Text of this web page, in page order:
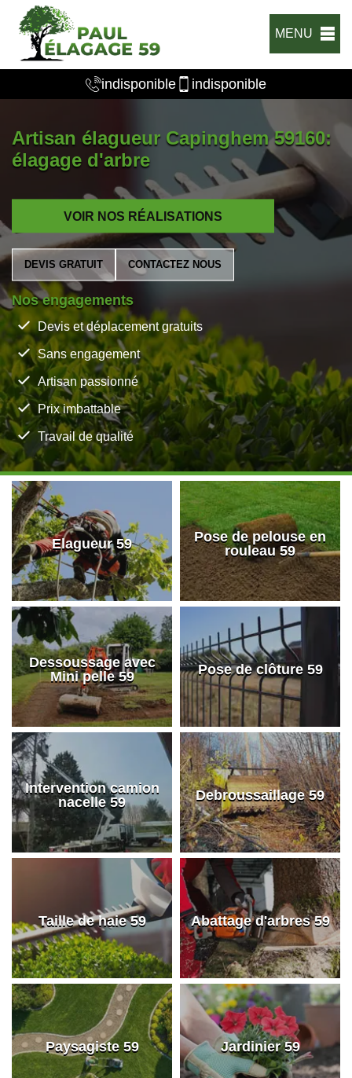
MENU
indisponible indisponible
Artisan élagueur Capinghem 59160:
élagage d'arbre
VOIR NOS RÉALISATIONS
DEVIS GRATUIT CONTACTEZ NOUS
Nos engagements
Devis et déplacement gratuits
Sans engagement
Artisan passionné
Prix imbattable
Travail de qualité
Elagueur 59
Pose de pelouse en
rouleau 59
Dessoussage avec
Mini pelle 59
Pose de clôture 59
Intervention camion
nacelle 59
Debroussaillage 59
Taille de haie 59 Abattage d'arbres 59
Paysagiste 59 Jardinier 59